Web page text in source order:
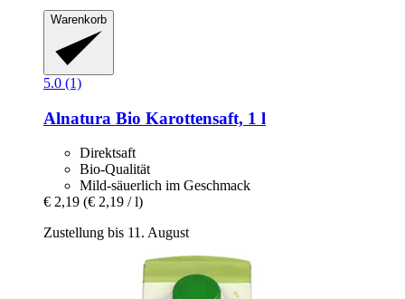
Warenkorb
5.0 (1)
Alnatura Bio Karottensaft, 1 l
Direktsaft
Bio-Qualität
Mild-säuerlich im Geschmack
€ 2,19 (€ 2,19 / l)
Zustellung bis 11. August